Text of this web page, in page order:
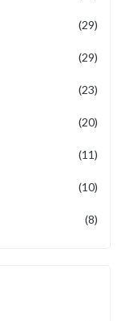
(29)
(29)
(23)
(20)
(11)
(10)
(8)